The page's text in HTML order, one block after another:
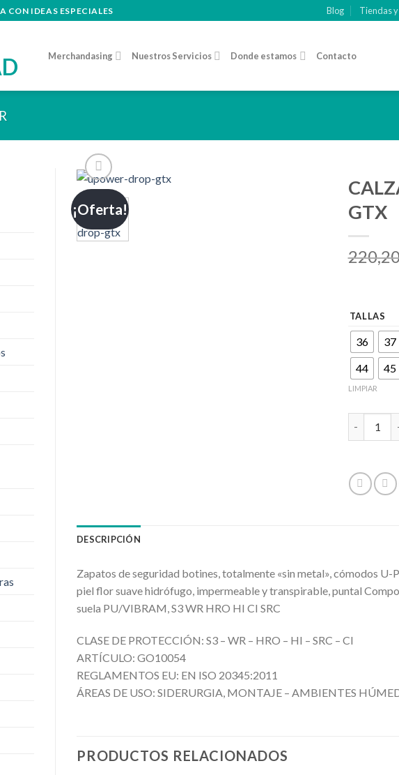
CON IDEAS ESPECIALES Blog Tiendas
Merchandasing Nuestros Servicios Donde estamos Contacto
¡Oferta!
GTX
TALLAS
36 37
44
45
LIMPIAR
DESCRIPCIÓN
Zapatos de seguridad botines, totalmente «sin metal», cómodos U-
piel flor suave hidrófugo, impermeable y transpirable, puntal
suela PU/VIBRAM, S3 WR HRO HI CI SRC
CLASE DE PROTECCIÓN: S3 – WR – HRO – HI – SRC – CI
ARTÍCULO: GO10054
REGLAMENTOS EU: EN ISO 20345:2011
ÁREAS DE USO: SIDERURGIA, MONTAJE – AMBIENTES
PRODUCTOS RELACIONADOS